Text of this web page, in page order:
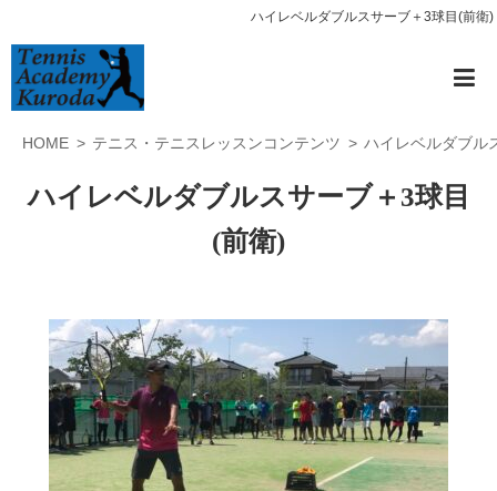
ハイレベルダブルスサーブ＋3球目(前衛)
HOME テニス・テニスレッスンコンテンツ ハイレベルダブル
ハイレベルダブルスサーブ＋3球目
(前衛)